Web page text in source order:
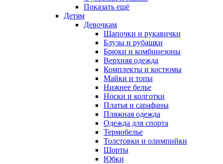
Показать ещё
Детям
Девочкам
Шапочки и рукавички
Блузы и рубашки
Брюки и комбинезоны
Верхняя одежда
Комплекты и костюмы
Майки и топы
Нижнее белье
Носки и колготки
Платья и сарафаны
Пляжная одежда
Одежда для спорта
Термобелье
Толстовки и олимпийки
Шорты
Юбки